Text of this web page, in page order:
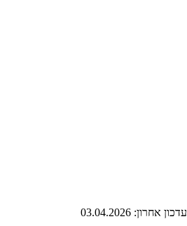
עדכון אחרון: 03.04.2026